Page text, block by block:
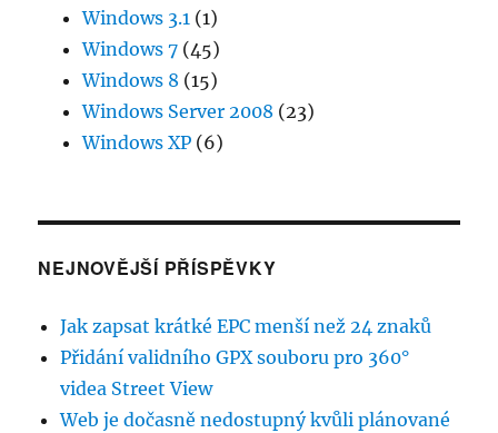
Windows 3.1 (1)
Windows 7 (45)
Windows 8 (15)
Windows Server 2008 (23)
Windows XP (6)
NEJNOVĚJŠÍ PŘÍSPĚVKY
Jak zapsat krátké EPC menší než 24 znaků
Přidání validního GPX souboru pro 360°
videa Street View
Web je dočasně nedostupný kvůli plánované